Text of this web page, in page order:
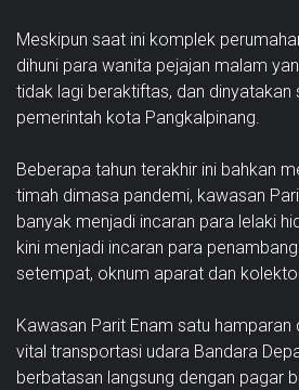
Meskipun saat ini komplek
dihuni para wanita pejajan malam
tidak lagi beraktiftas, dan dinyatakan
pemerintah kota Pangkalpinang.
Beberapa tahun terakhir ini bahkan
timah dimasa pandemi, kawasan
banyak menjadi incaran para lelaki
kini menjadi incaran para
setempat, oknum aparat dan
Kawasan Parit Enam satu
vital transportasi udara Bandara
berbatasan langsung dengan pagar